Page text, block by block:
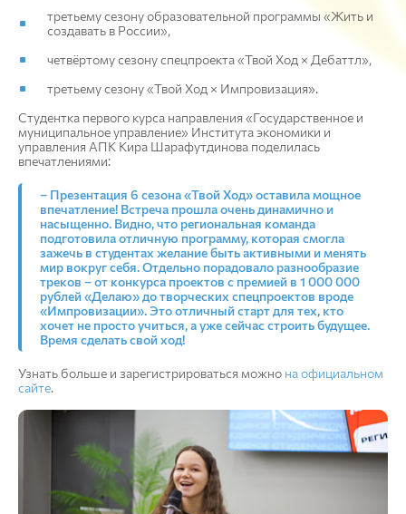
третьему сезону образовательной программы «Жить и
создавать в России»,
четвёртому сезону спецпроекта «Твой Ход × Дебаттл»,
третьему сезону «Твой Ход × Импровизация».
Студентка первого курса направления «Государственное и
муниципальное управление» Института экономики и
управления АПК Кира Шарафутдинова поделилась
впечатлениями:
– Презентация 6 сезона «Твой Ход» оставила мощное
впечатление! Встреча прошла очень динамично и
насыщенно. Видно, что региональная команда
подготовила отличную программу, которая смогла
зажечь в студентах желание быть активными и менять
мир вокруг себя. Отдельно порадовало разнообразие
треков – от конкурса проектов с премией в 1 000 000
рублей «Делаю» до творческих спецпроектов вроде
«Импровизации». Это отличный старт для тех, кто
хочет не просто учиться, а уже сейчас строить будущее.
Время сделать свой ход!
Узнать больше и зарегистрироваться можно на официальном
сайте.